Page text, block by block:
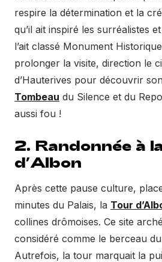
respire la détermination et la
qu’il ait inspiré les surréalistes
l’ait classé Monument
prolonger la visite, direction le
d’Hauterives pour découvrir
Tombeau du Silence et du
aussi fou !
2. Randonnée à
d’Albon
Après cette pause culture,
minutes du Palais, la Tour
collines drômoises. Ce site
considéré comme le berceau
Autrefois, la tour marquait la